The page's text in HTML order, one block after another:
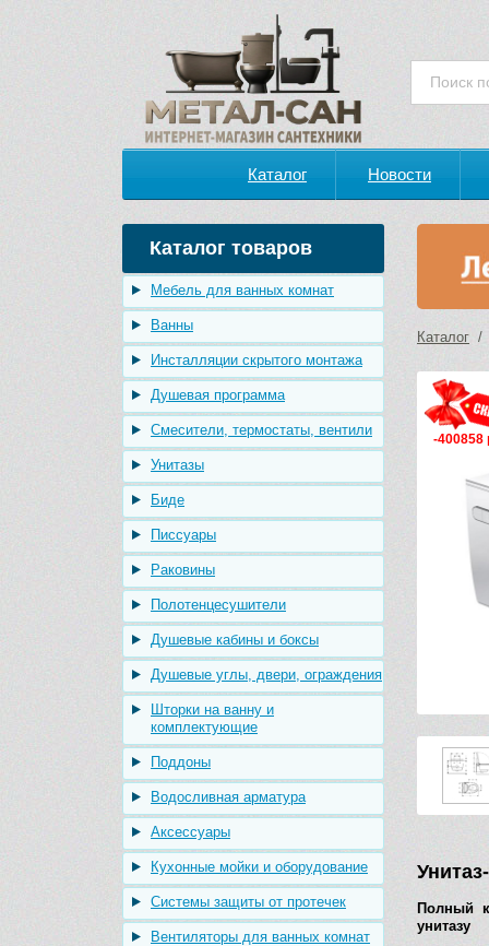
Каталог Новости
Каталог товаров
Мебель для ванных комнат
Ванны
Инсталляции скрытого монтажа
Душевая программа
Смесители, термостаты, вентили
Унитазы
Биде
Писсуары
Раковины
Полотенцесушители
Душевые кабины и боксы
Душевые углы, двери, ограждения
Шторки на ванну и
комплектующие
Поддоны
Водосливная арматура
Аксессуары
Кухонные мойки и оборудование
Системы защиты от протечек
Вентиляторы для ванных комнат
Каталог /
-400858
Полный
унитазу